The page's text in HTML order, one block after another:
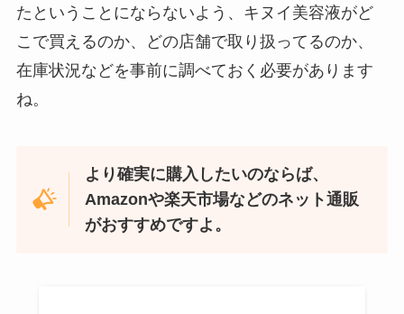
忍者めし鉄の鎧はどこに売ってる？セブン・ロー
たということにならないよう、キヌイ美容液がど
こで買えるのか、どの店舗で取り扱ってるのか、
在庫状況などを事前に調べておく必要があります
ね。
より確実に購入したいのならば、
Amazonや楽天市場などのネット通販
がおすすめですよ。